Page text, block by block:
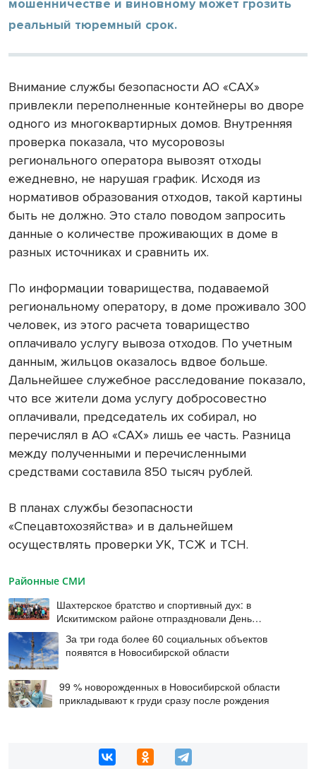
мошенничестве и виновному может грозить
реальный тюремный срок.
Внимание службы безопасности АО «САХ»
привлекли переполненные контейнеры во дворе
одного из многоквартирных домов. Внутренняя
проверка показала, что мусоровозы
регионального оператора вывозят отходы
ежедневно, не нарушая график. Исходя из
нормативов образования отходов, такой картины
быть не должно. Это стало поводом запросить
данные о количестве проживающих в доме в
разных источниках и сравнить их.
По информации товарищества, подаваемой
региональному оператору, в доме проживало 300
человек, из этого расчета товарищество
оплачивало услугу вывоза отходов. По учетным
данным, жильцов оказалось вдвое больше.
Дальнейшее служебное расследование показало,
что все жители дома услугу добросовестно
оплачивали, председатель их собирал, но
перечислял в АО «САХ» лишь ее часть. Разница
между полученными и перечисленными
средствами составила 850 тысяч рублей.
В планах службы безопасности
«Спецавтохозяйства» и в дальнейшем
осуществлять проверки УК, ТСЖ и ТСН.
Районные СМИ
Шахтерское братство и спортивный дух: в
Искитимском районе отпраздновали День
физкультурника
За три года более 60 социальных объектов
появятся в Новосибирской области
99 % новорожденных в Новосибирской области
прикладывают к груди сразу после рождения